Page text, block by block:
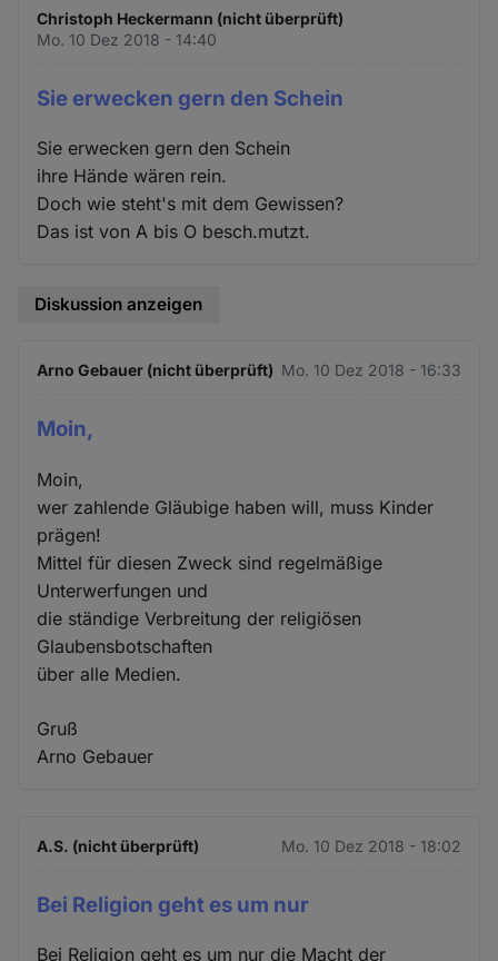
Christoph Heckermann (nicht überprüft)
Mo. 10 Dez 2018 - 14:40
Sie erwecken gern den Schein
Sie erwecken gern den Schein
ihre Hände wären rein.
Doch wie steht's mit dem Gewissen?
Das ist von A bis O besch.mutzt.
Diskussion anzeigen
Arno Gebauer (nicht überprüft) Mo. 10 Dez 2018 - 16:33
Moin,
Moin,
wer zahlende Gläubige haben will, muss Kinder
prägen!
Mittel für diesen Zweck sind regelmäßige
Unterwerfungen und
die ständige Verbreitung der religiösen
Glaubensbotschaften
über alle Medien.
Gruß
Arno Gebauer
A.S. (nicht überprüft) Mo. 10 Dez 2018 - 18:02
Bei Religion geht es um nur
Bei Religion geht es um nur die Macht der